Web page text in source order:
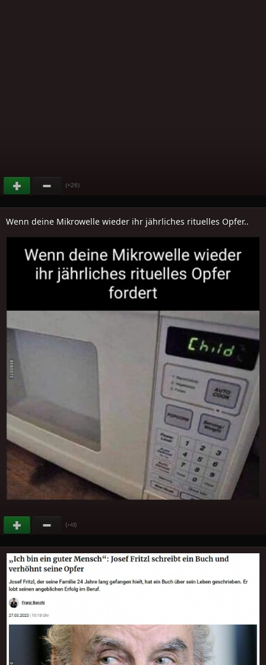
(+26)
Wenn deine Mikrowelle wieder ihr jährliches rituelles Opfer..
(+43)